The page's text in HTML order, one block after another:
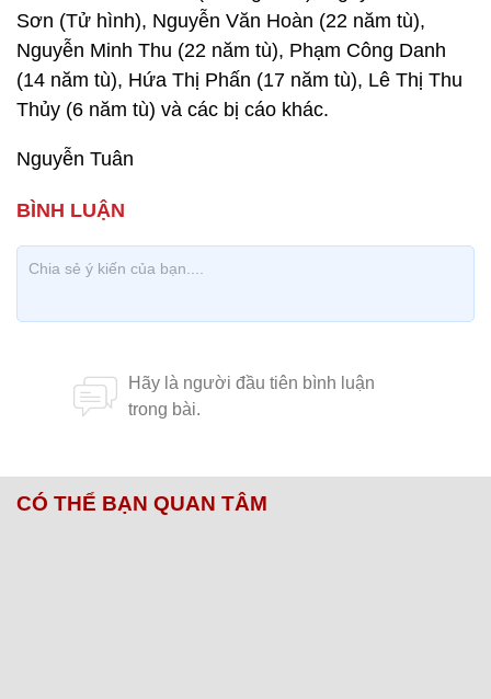
Sơn (Tử hình), Nguyễn Văn Hoàn (22 năm tù),
Nguyễn Minh Thu (22 năm tù), Phạm Công Danh
(14 năm tù), Hứa Thị Phấn (17 năm tù), Lê Thị Thu
Thủy (6 năm tù) và các bị cáo khác.
Nguyễn Tuân
CÓ THỂ BẠN QUAN TÂM